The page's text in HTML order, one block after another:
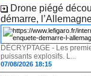
Drone piégé
démarre,
DÉCRYPTAGE - Les
puissants explosifs. L...
07/08/2026 18:15